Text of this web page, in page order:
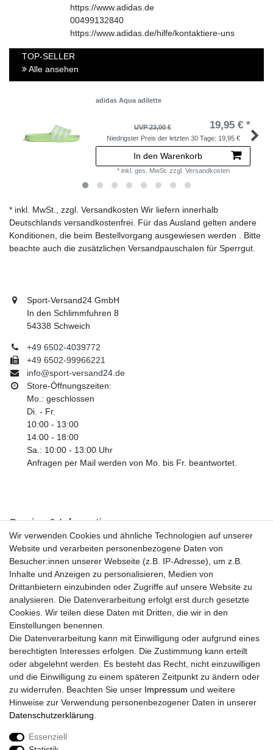
https://www.adidas.de
00499132840
https://www.adidas.de/hilfe/kontaktiere-uns
TOP-SELLER
Alle ansehen
adidas Aqua adilette
UVP 23,00 € 19,95 € *
Niedrigster Preis der letzten 30 Tage: 19,95 €
In den Warenkorb
* inkl. ges. MwSt. zzgl. Versandkosten
* inkl. MwSt., zzgl. Versandkosten Wir liefern innerhalb
Deutschlands versandkostenfrei. Für das Ausland gelten andere
Konditionen, die beim Bestellvorgang ausgewiesen werden . Bitte
beachte auch die zusätzlichen Versandpauschalen für Sperrgut.
Sport-Versand24 GmbH
In den Schlimmfuhren 8
54338 Schweich
+49 6502-4039772
+49 6502-99966221
info@sport-versand24.de
Store-Öffnungszeiten:
Mo.: geschlossen
Di. - Fr.
10:00 - 13:00
14:00 - 18:00
Sa.: 10:00 - 13:00 Uhr
Anfragen per Mail werden von Mo. bis Fr. beantwortet.
Service & Informationen
Kontakt
Retouren
Widerrufsrecht
Widerrufs­formular
Impressum
Daten­schutz­erklärung
AGB
Größentabelle
Kataloge
Barrierefreiheitserklärung
Sicherheitsinformationen
Zahlung und Versand
Wir verwenden Cookies und ähnliche Technologien auf unserer
Website und verarbeiten personenbezogene Daten von
Besucher:innen unserer Webseite (z.B. IP-Adresse), um z.B.
Inhalte und Anzeigen zu personalisieren, Medien von
Drittanbietern einzubinden oder Zugriffe auf unsere Website zu
analysieren. Die Datenverarbeitung erfolgt erst durch gesetzte
Cookies. Wir teilen diese Daten mit Dritten, die wir in den
Einstellungen benennen.
Die Datenverarbeitung kann mit Einwilligung oder aufgrund eines
berechtigten Interesses erfolgen. Die Zustimmung kann erteilt
oder abgelehnt werden. Es besteht das Recht, nicht einzuwilligen
und die Einwilligung zu einem späteren Zeitpunkt zu ändern oder
zu widerrufen. Beachten Sie unser Impressum und weitere
Hinweise zur Verwendung personenbezogener Daten in unserer
Daten­schutz­erklärung
Essenziell